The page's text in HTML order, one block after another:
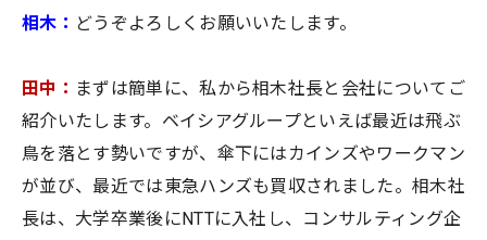
相木： どうぞよろしくお願いいたします。
田中： まずは簡単に、私から相木社長と会社についてご
紹介いたします。ベイシアグループといえば最近は飛ぶ
鳥を落とす勢いですが、傘下にはカインズやワークマン
が並び、最近では東急ハンズも買収されました。相木社
長は、大学卒業後にNTTに入社し、コンサルティング企